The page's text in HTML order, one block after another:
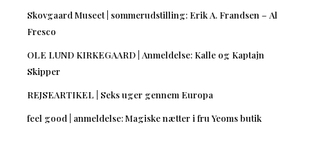
Skovgaard Museet | sommerudstilling: Erik A. Frandsen – Al
Fresco
OLE LUND KIRKEGAARD | Anmeldelse: Kalle og Kaptajn
Skipper
REJSEARTIKEL | Seks uger gennem Europa
feel good | anmeldelse: Magiske nætter i fru Yeoms butik